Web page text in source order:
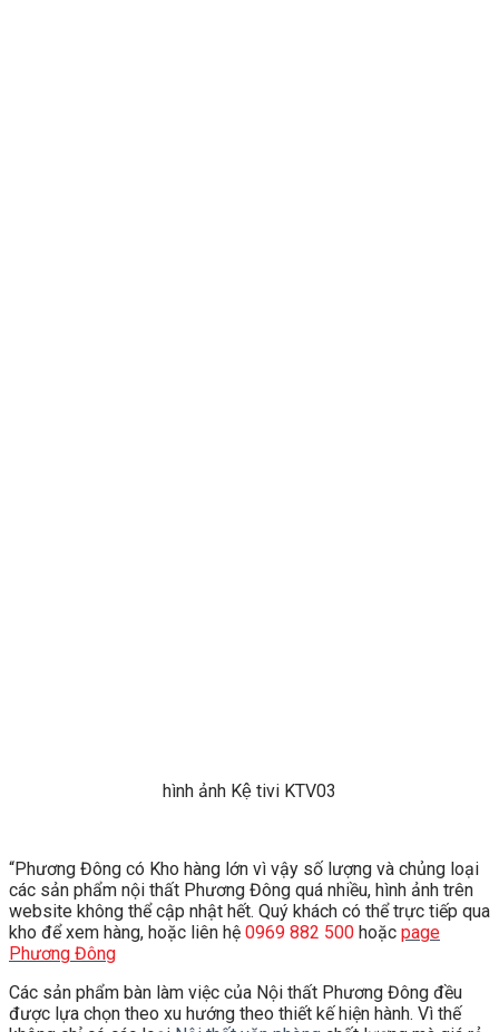
hình ảnh Kệ tivi KTV03
“Phương Đông có Kho hàng lớn vì vậy số lượng và chủng loại
các sản phẩm nội thất Phương Đông quá nhiều, hình ảnh trên
website không thể cập nhật hết. Quý khách có thể trực tiếp qua
kho để xem hàng, hoặc liên hệ 0969 882 500 hoặc page
Phương Đông
Các sản phẩm bàn làm việc của Nội thất Phương Đông đều
được lựa chọn theo xu hướng theo thiết kế hiện hành. Vì thế